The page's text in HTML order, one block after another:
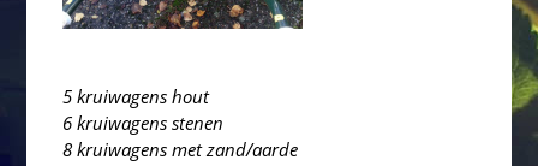
5 kruiwagens hout
6 kruiwagens stenen
8 kruiwagens met zand/aarde